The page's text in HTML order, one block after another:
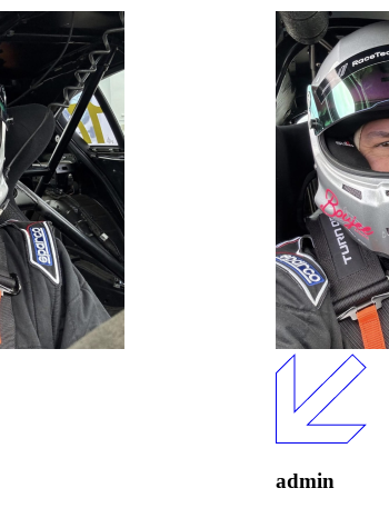
admin